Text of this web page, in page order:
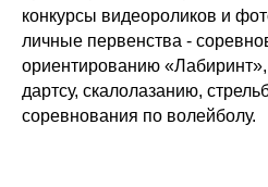
конкурсы видеороликов и
личные первенства -
ориентированию
дартсу, скалолазанию,
соревнования по волейболу.